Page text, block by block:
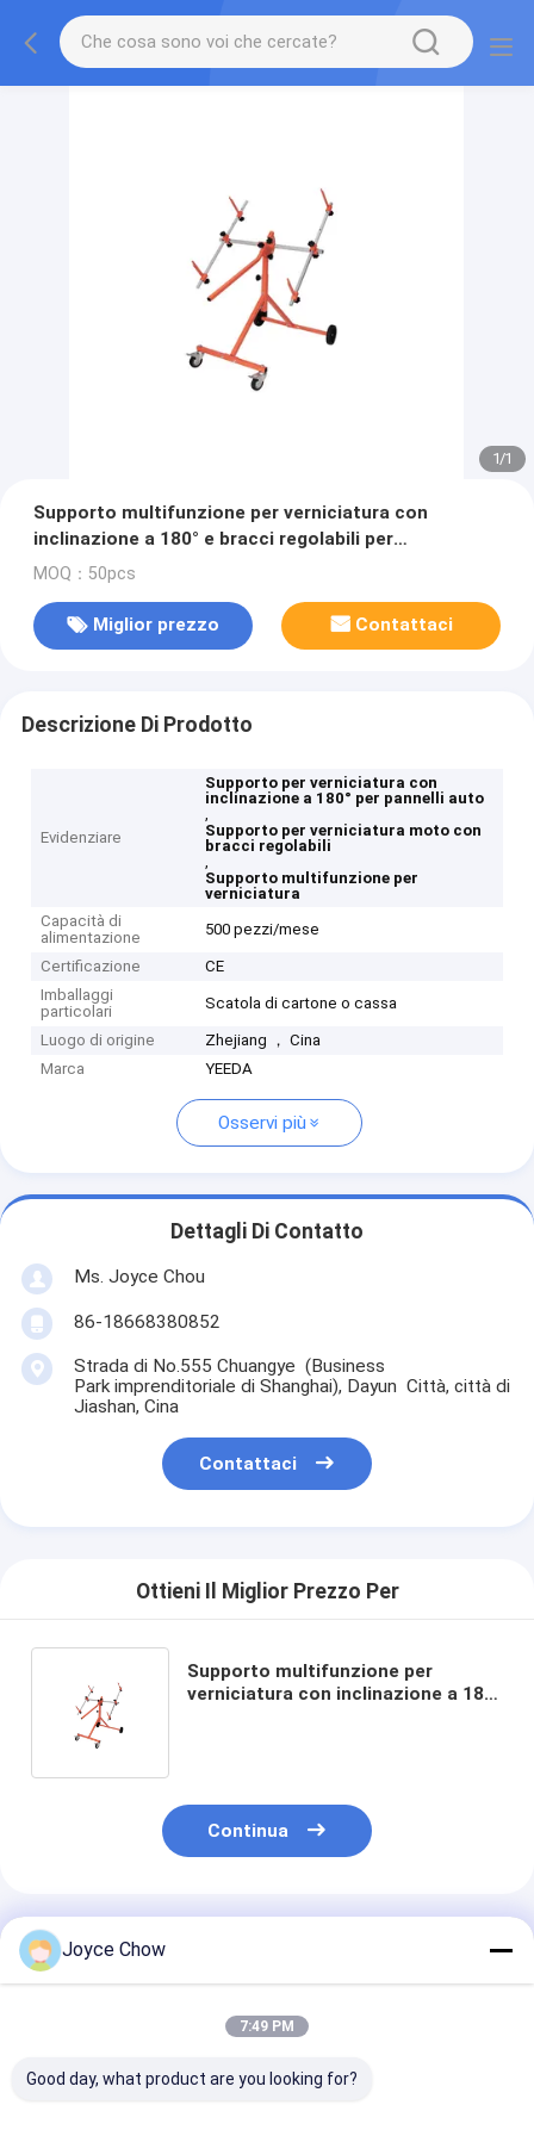
1/1
Supporto multifunzione per verniciatura con
inclinazione a 180° e bracci regolabili per
preparazione/verniciatura pannelli auto
MOQ：50pcs
Miglior prezzo Contattaci
Descrizione Di Prodotto
Evidenziare
Supporto per verniciatura con
inclinazione a 180° per pannelli auto
,
Supporto per verniciatura moto con
bracci regolabili
,
Supporto multifunzione per
verniciatura
Capacità di
alimentazione
500 pezzi/mese
Certificazione
CE
Imballaggi
particolari
Scatola di cartone o cassa
Luogo di origine
Zhejiang ， Cina
Marca
YEEDA
Osservi più
Dettagli Di Contatto
Ms. Joyce Chou
86-18668380852
Strada di No.555 Chuangye (Business
Park imprenditoriale di Shanghai), Dayun Città, città di
Jiashan, Cina
Contattaci
Ottieni Il Miglior Prezzo Per
Supporto multifunzione per
verniciatura con inclinazione a 180°
Continua
Prodotti Raccomandati
Joyce Chow
7:49 PM
Good day, what product are you looking for?